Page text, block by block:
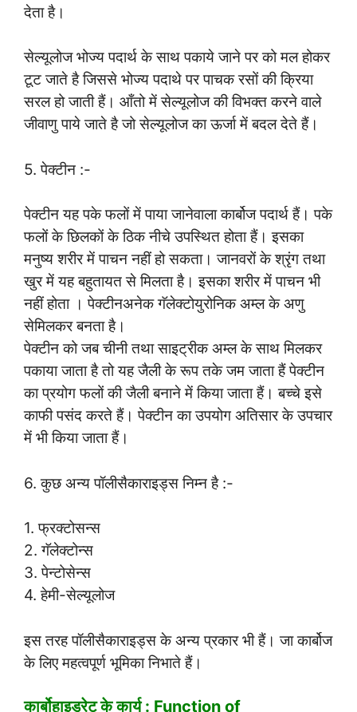
देता है।
सेल्यूलोज भोज्य पदार्थ के साथ पकाये जाने पर को मल होकर
टूट जाते है जिससे भोज्य पदाथे पर पाचक रसों की क्रिया
सरल हो जाती हैं। आँतो में सेल्यूलोज की विभक्त करने वाले
जीवाणु पाये जाते है जो सेल्यूलोज का ऊर्जा में बदल देते हैं।
5. पेक्टीन :-
पेक्टीन यह पके फलों में पाया जानेवाला कार्बोज पदार्थ हैं। पके
फलों के छिलकों के ठिक नीचे उपस्थित होता हैं। इसका
मनुष्य शरीर में पाचन नहीं हो सकता। जानवरों के श्रृंग तथा
खुर में यह बहुतायत से मिलता है। इसका शरीर में पाचन भी
नहीं होता । पेक्टीनअनेक गॅलेक्टोयुरोनिक अम्ल के अणु
सेमिलकर बनता है।
पेक्टीन को जब चीनी तथा साइट्रीक अम्ल के साथ मिलकर
पकाया जाता है तो यह जैली के रूप तके जम जाता हैं पेक्टीन
का प्रयोग फलों की जैली बनाने में किया जाता हैं। बच्चे इसे
काफी पसंद करते हैं। पेक्टीन का उपयोग अतिसार के उपचार
में भी किया जाता हैं।
6. कुछ अन्य पॉलीसैकाराइड्स निम्न है :-
1. फ्रक्टोसन्स
2. गॅलेक्टोन्स
3. पेन्टोसेन्स
4. हेमी-सेल्यूलोज
इस तरह पॉलीसैकाराइड्स के अन्य प्रकार भी हैं। जा कार्बोज
के लिए महत्वपूर्ण भूमिका निभाते हैं।
कार्बोहाइड्रेट के कार्य : Function of